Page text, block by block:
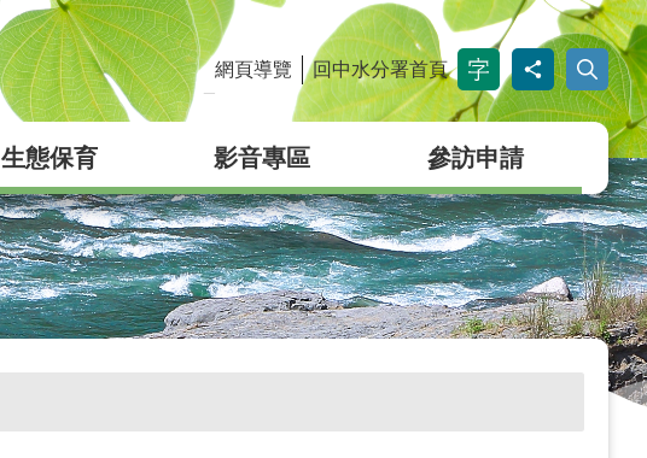
網頁導覽 回中水分署首頁
生態保育 影音專區 參訪申請